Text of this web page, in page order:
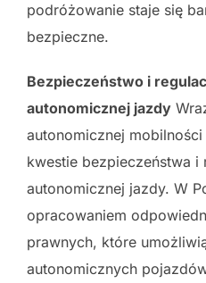
podróżowanie staje się
bezpieczne.
Bezpieczeństwo i
autonomicznej jazdy
autonomicznej
kwestie bezpieczeństwa
autonomicznej jazdy. W
opracowaniem
prawnych, które
autonomicznych